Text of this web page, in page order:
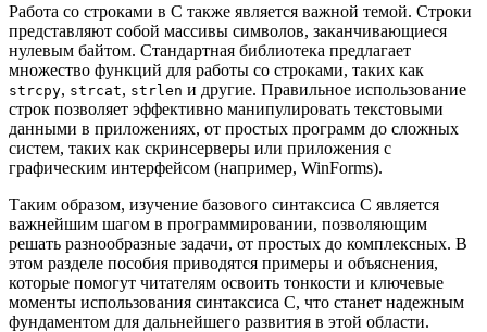
Работа со строками в C также является важной темой. Строки
представляют собой массивы символов, заканчивающиеся
нулевым байтом. Стандартная библиотека предлагает
множество функций для работы со строками, таких как
strcpy, strcat, strlen и другие. Правильное использование
строк позволяет эффективно манипулировать текстовыми
данными в приложениях, от простых программ до сложных
систем, таких как скринсерверы или приложения с
графическим интерфейсом (например, WinForms).
Таким образом, изучение базового синтаксиса C является
важнейшим шагом в программировании, позволяющим
решать разнообразные задачи, от простых до комплексных. В
этом разделе пособия приводятся примеры и объяснения,
которые помогут читателям освоить тонкости и ключевые
моменты использования синтаксиса C, что станет надежным
фундаментом для дальнейшего развития в этой области.